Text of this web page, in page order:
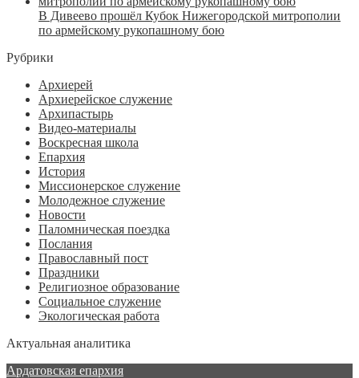
В Дивеево прошёл Кубок Нижегородской митрополии
по армейскому рукопашному бою
Рубрики
Архиерей
Архиерейское служение
Архипастырь
Видео-материалы
Воскресная школа
Епархия
История
Миссионерское служение
Молодежное служение
Новости
Паломническая поездка
Послания
Православный пост
Праздники
Религиозное образование
Социальное служение
Экологическая работа
Актуальная аналитика
Ардатовская епархия